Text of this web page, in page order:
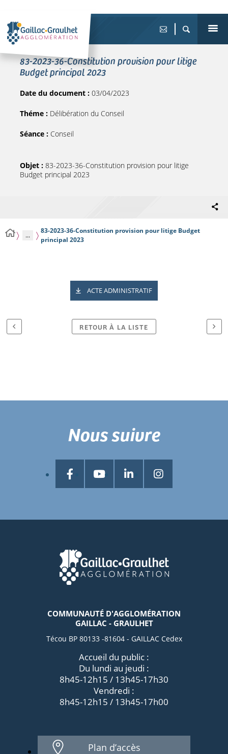
83-2023-36-Constitution provision pour litige
Budget principal 2023
Date du document : 03/04/2023
Théme : Délibération du Conseil
Séance : Conseil
Objet : 83-2023-36-Constitution provision pour litige
Budget principal 2023
...
83-2023-36-Constitution provision pour litige Budget
principal 2023
ACTE ADMINISTRATIF
RETOUR À LA LISTE
COMMUNAUTÉ D'AGGLOMÉRATION
GAILLAC - GRAULHET
Técou BP 80133 -81604 - GAILLAC Cedex
Accueil du public :
Du lundi au jeudi :
8h45-12h15 / 13h45-17h30
Vendredi :
8h45-12h15 / 13h45-17h00
Plan d’accès
Nous suivre